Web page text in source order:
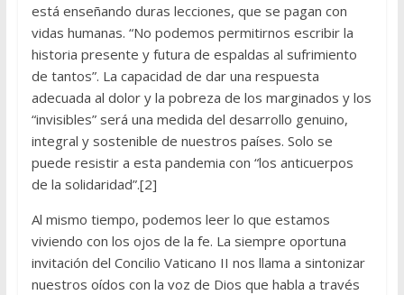
está enseñando duras lecciones, que se pagan con
vidas humanas. “No podemos permitirnos escribir la
historia presente y futura de espaldas al sufrimiento
de tantos”. La capacidad de dar una respuesta
adecuada al dolor y la pobreza de los marginados y los
“invisibles” será una medida del desarrollo genuino,
integral y sostenible de nuestros países. Solo se
puede resistir a esta pandemia con “los anticuerpos
de la solidaridad”.[2]
Al mismo tiempo, podemos leer lo que estamos
viviendo con los ojos de la fe. La siempre oportuna
invitación del Concilio Vaticano II nos llama a sintonizar
nuestros oídos con la voz de Dios que habla a través